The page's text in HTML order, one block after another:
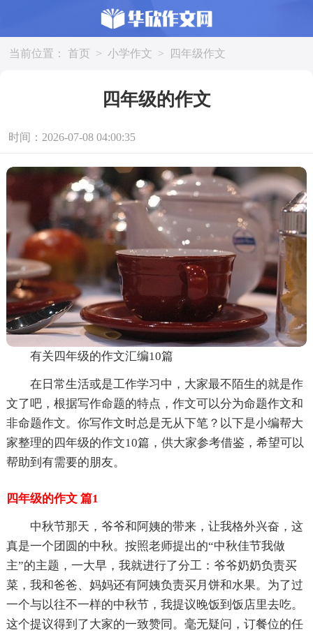
当前位置： 首页 > 小学作文 > 四年级作文
四年级的作文
时间：2026-07-08 04:00:35
有关四年级的作文汇编10篇
在日常生活或是工作学习中，大家最不陌生的就是作
文了吧，根据写作命题的特点，作文可以分为命题作文和
非命题作文。你写作文时总是无从下笔？以下是小编帮大
家整理的四年级的作文10篇，供大家参考借鉴，希望可以
帮助到有需要的朋友。
四年级的作文 篇1
中秋节那天，爷爷和阿姨的带来，让我格外兴奋，这
真是一个团圆的中秋。按照老师提出的“中秋佳节我做
主”的主题，一大早，我就进行了分工：爷爷奶奶负责买
菜，我和爸爸、妈妈还有阿姨负责买月饼和水果。为了过
一个与以往不一样的中秋节，我提议晚饭到饭店里去吃。
这个提议得到了大家的一致赞同。毫无疑问，订餐位的任